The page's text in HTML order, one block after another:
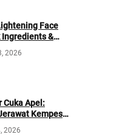
Face
Ingredients &
2026
Cuka Apel:
Kempes
2026